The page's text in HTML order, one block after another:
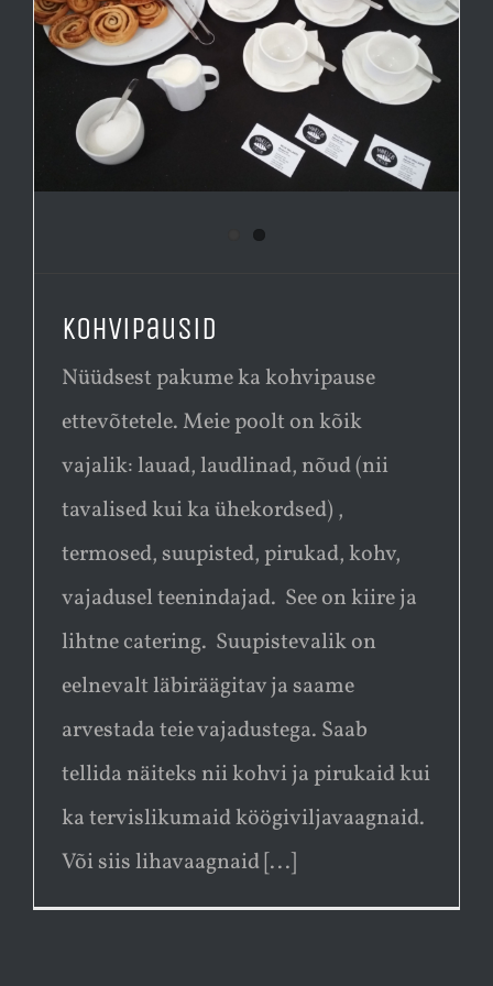
Kohvipausid
Nüüdsest pakume ka kohvipause
ettevõtetele. Meie poolt on kõik
vajalik: lauad, laudlinad, nõud (nii
tavalised kui ka ühekordsed) ,
termosed, suupisted, pirukad, kohv,
vajadusel teenindajad. See on kiire ja
lihtne catering. Suupistevalik on
eelnevalt läbiräägitav ja saame
arvestada teie vajadustega. Saab
tellida näiteks nii kohvi ja pirukaid kui
ka tervislikumaid köögiviljavaagnaid.
Või siis lihavaagnaid [...]